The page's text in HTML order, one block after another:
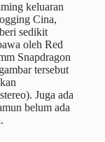
keluaran
Cina,
sedikit
oleh Red
Snapdragon
tersebut
Juga ada
belum ada